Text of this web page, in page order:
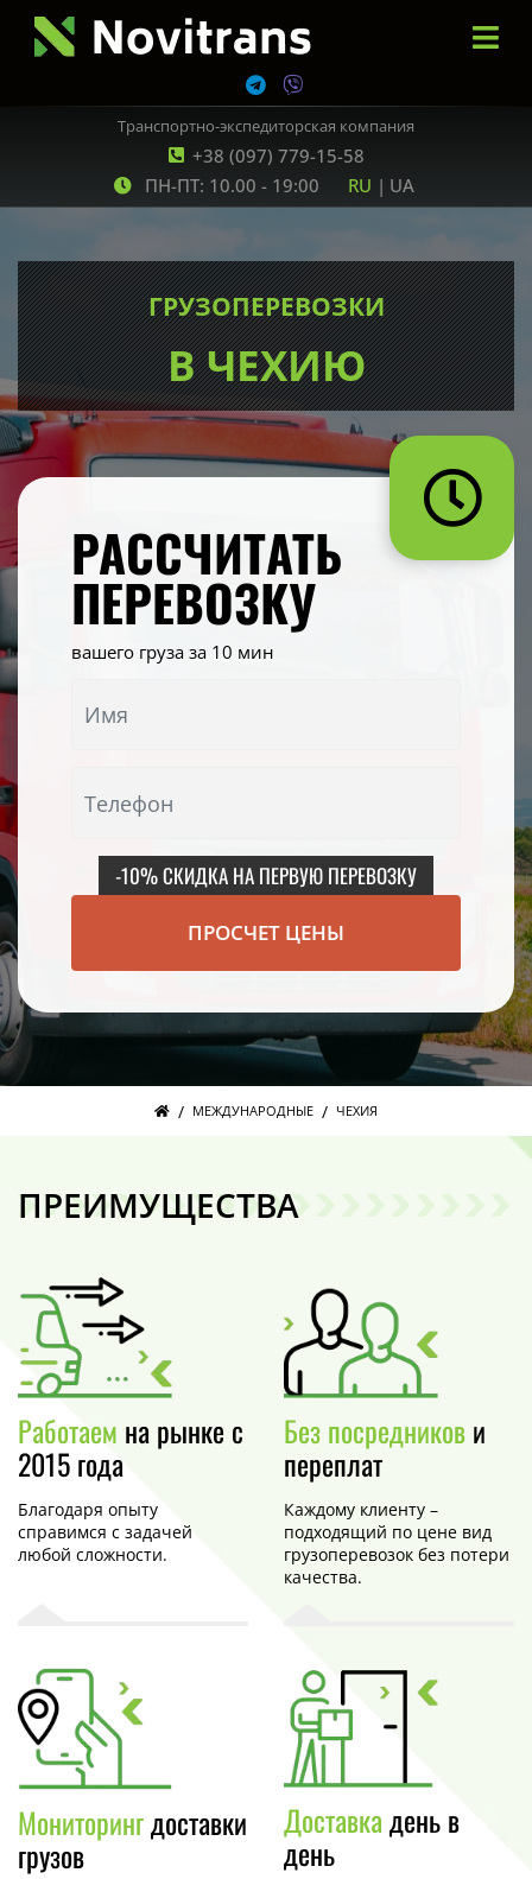
+38 (097) 779-15-58
Транспортно-экспедиторская компания
ПН-ПТ: 10.00 - 19:00 RU | UA
ГРУЗОПЕРЕВОЗКИ
В ЧЕХИЮ
РАССЧИТАТЬ
ПЕРЕВОЗКУ
вашего груза за 10 мин
-10% СКИДКА НА ПЕРВУЮ ПЕРЕВОЗКУ
ПРОСЧЕТ ЦЕНЫ
/ МЕЖДУНАРОДНЫЕ / ЧЕХИЯ
ПРЕИМУЩЕСТВА
Работаем на рынке с
2015 года
Благодаря опыту
справимся с задачей
любой сложности.
Без посредников и
переплат
Каждому клиенту –
подходящий по цене вид
грузоперевозок без потери
качества.
Мониторингдоставки
грузов
Доставкадень в
день